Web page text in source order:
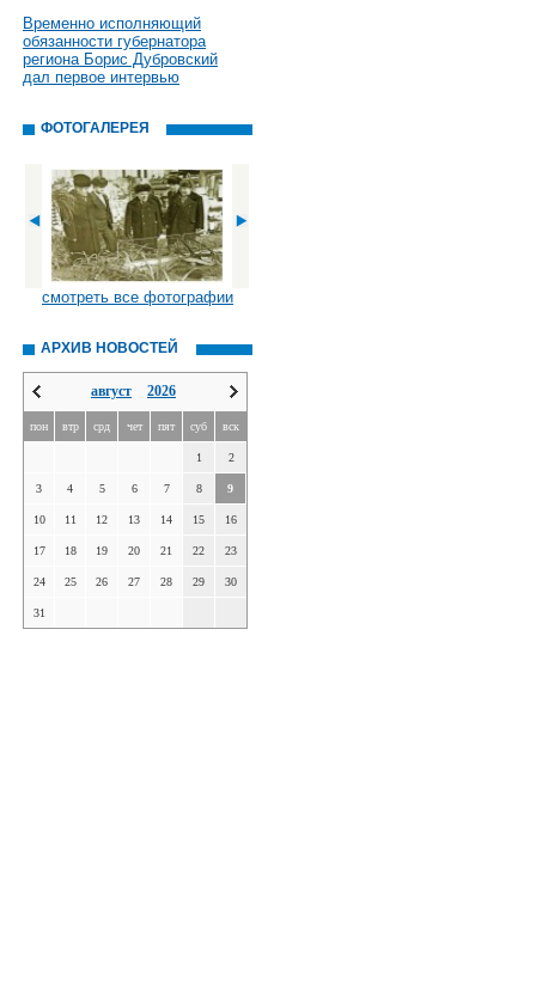
Временно исполняющий
обязанности губернатора
региона Борис Дубровский
дал первое интервью
ФОТОГАЛЕРЕЯ
смотреть все фотографии
АРХИВ НОВОСТЕЙ
август 2026
пон втр срд чет пят суб вск
1 2
3 4 5 6 7 8 9
10 11 12 13 14 15 16
17 18 19 20 21 22 23
24 25 26 27 28 29 30
31